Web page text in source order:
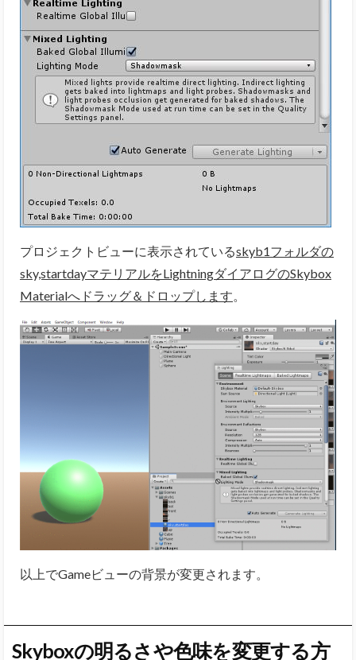
プロジェクトビューに表示されているskyb1フォルダの
sky,startdayマテリアルをLightningダイアログのSkybox
Materialへドラッグ＆ドロップします。
以上でGameビューの背景が変更されます。
Skyboxの明るさや色味を変更する方